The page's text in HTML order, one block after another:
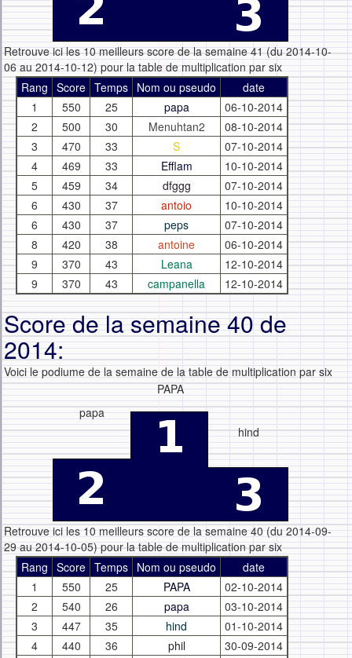
Retrouve ici les 10 meilleurs score de la semaine 41 (du 2014-10-
06 au 2014-10-12) pour la table de multiplication par six
Rang Score Temps Nom ou pseudo
date
1
550 25 papa
06-10-2014
2
500 30 Menuhtan2
08-10-2014
3
470 33 S
07-10-2014
4
469 33 Efflam
10-10-2014
5
459 34 dfggg
07-10-2014
6
430 37 antoio
10-10-2014
6
430 37 peps
07-10-2014
8
420 38 antoine
06-10-2014
9
370 43 Leana
12-10-2014
9
370 43 campanella 12-10-2014
Score de la semaine 40 de
2014:
Voici le podiume de la semaine de la table de multiplication par six
papa
PAPA
hind
Retrouve ici les 10 meilleurs score de la semaine 40 (du 2014-09-
29 au 2014-10-05) pour la table de multiplication par six
Rang Score Temps Nom ou pseudo
date
1
550 25 PAPA
02-10-2014
2
540 26 papa
03-10-2014
3
447 35 hind
01-10-2014
4
440 36 phil
30-09-2014